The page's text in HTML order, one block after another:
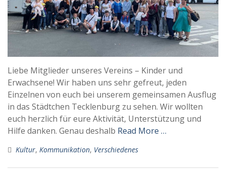
Liebe Mitglieder unseres Vereins – Kinder und
Erwachsene! Wir haben uns sehr gefreut, jeden
Einzelnen von euch bei unserem gemeinsamen Ausflug
in das Städtchen Tecklenburg zu sehen. Wir wollten
euch herzlich für eure Aktivität, Unterstützung und
Hilfe danken. Genau deshalb Read More …
Kultur, Kommunikation, Verschiedenes